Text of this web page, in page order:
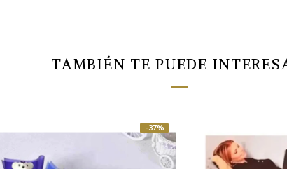
TAMBIÉN TE PUEDE
-37%